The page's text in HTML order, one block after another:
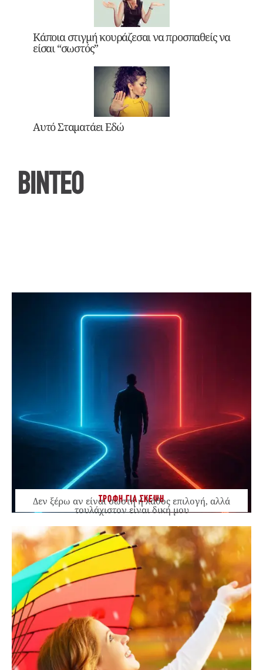
Κάποια στιγμή κουράζεσαι να προσπαθείς να
είσαι “σωστός”
Αυτό Σταματάει Εδώ
ΒΙΝΤΕΟ
ΤΡΟΦΗ ΓΙΑ ΣΚΕΨΗ
Δεν ξέρω αν είναι σωστή ή λάθος επιλογή, αλλά
τουλάχιστον είναι δική μου